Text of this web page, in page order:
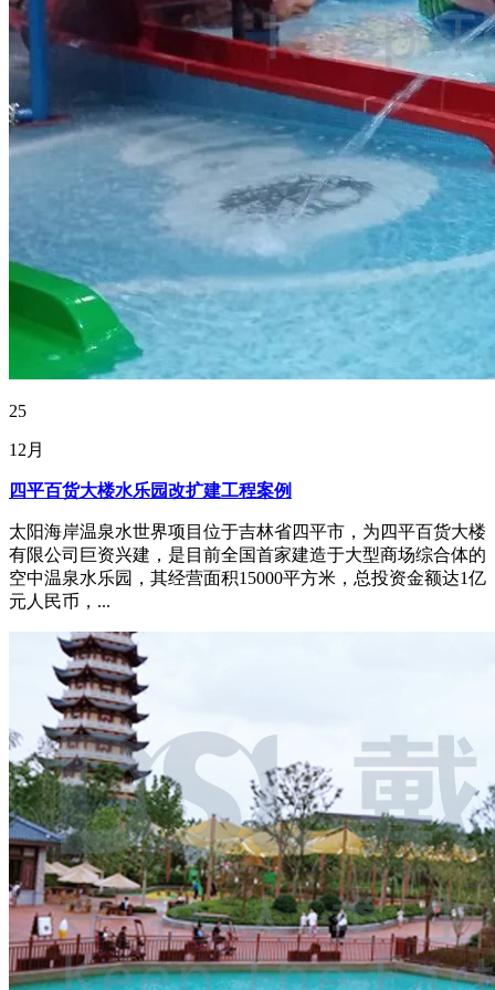
25
12月
四平百货大楼水乐园改扩建工程案例
太阳海岸温泉水世界项目位于吉林省四平市，为四平百货大楼
有限公司巨资兴建，是目前全国首家建造于大型商场综合体的
空中温泉水乐园，其经营面积15000平方米，总投资金额达1亿
元人民币，...